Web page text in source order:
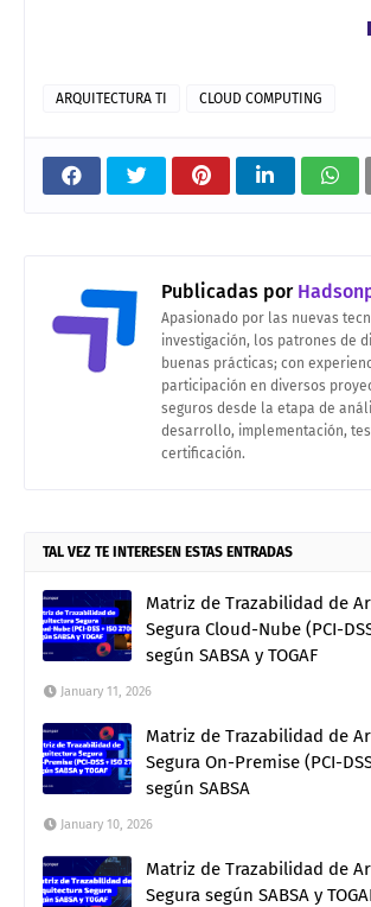
ARQUITECTURA TI CLOUD COMPUTING
Publicadas por
Apasionado por las nuevas
investigación, los patrones de
buenas prácticas; con
participación en diversos
seguros desde la etapa de
desarrollo, implementación,
certificación.
TAL VEZ TE INTERESEN ESTAS ENTRADAS
Matriz de Trazabilidad de
Segura Cloud-Nube (PCI-
según SABSA y TOGAF
January 11, 2026
Matriz de Trazabilidad de
Segura On-Premise (PCI-
según SABSA
January 10, 2026
Matriz de Trazabilidad de
Segura según SABSA y